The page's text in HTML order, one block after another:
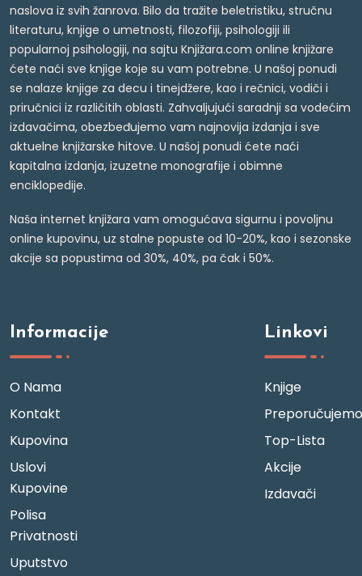
naslova iz svih žanrova. Bilo da tražite beletristiku, stručnu
literaturu, knjige o umetnosti, filozofiji, psihologiji ili
popularnoj psihologiji, na sajtu Knjižara.com online knjižare
ćete naći sve knjige koje su vam potrebne. U našoj ponudi
se nalaze knjige za decu i tinejdžere, kao i rečnici, vodiči i
priručnici iz različitih oblasti. Zahvaljujući saradnji sa vodećim
izdavačima, obezbeđujemo vam najnovija izdanja i sve
aktuelne knjižarske hitove. U našoj ponudi ćete naći
kapitalna izdanja, izuzetne monografije i obimne
enciklopedije.
Naša internet knjižara vam omogućava sigurnu i povoljnu
online kupovinu, uz stalne popuste od 10-20%, kao i sezonske
akcije sa popustima od 30%, 40%, pa čak i 50%.
Informacije
O Nama
Kontakt
Kupovina
Uslovi
Kupovine
Polisa
Privatnosti
Uputstvo
Linkovi
Knjige
Preporučujemo
Top-Lista
Akcije
Izdavači